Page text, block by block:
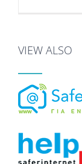
VIEW ALSO